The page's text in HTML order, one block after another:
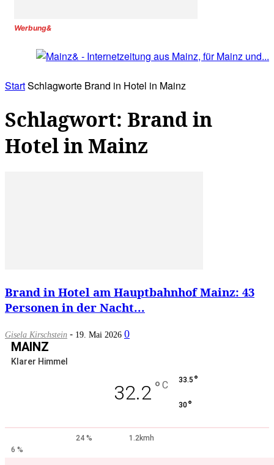
Werbung&
StartSchlagworte Brand in Hotel in Mainz
Schlagwort: Brand in
Hotel in Mainz
Brand in Hotel am Hauptbahnhof Mainz: 43
Personen in der Nacht...
Gisela Kirschstein - 19. Mai 2026 0
MAINZ
Klarer Himmel
32.2 ° C 33.5 °
30°
24 %
1.2kmh
6 %